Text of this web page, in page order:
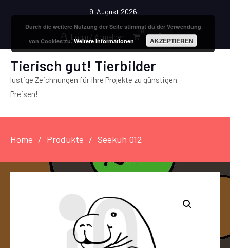
9. August 2026
Login / Anmelden
0
Tierisch gut! Tierbilder
lustige Zeichnungen für Ihre Projekte zu günstigen
Preisen!
Home Produkte Seekuh 012
Durch die weitere Nutzung der Seite stimmst du der Verwendung
von Cookies zu.Weitere Informationen AKZEPTIEREN